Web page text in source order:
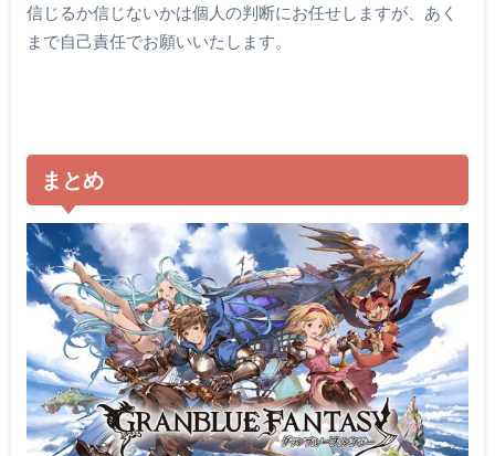
信じるか信じないかは個人の判断にお任せしますが、あく
まで自己責任でお願いいたします。
まとめ